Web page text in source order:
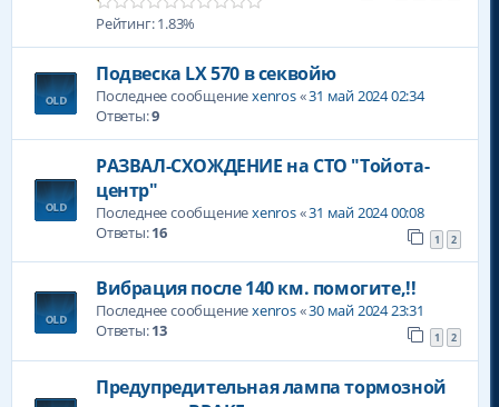
Рейтинг: 1.83%
Подвеска LX 570 в секвойю
Последнее сообщениеxenros«31 май 2024 02:34
Ответы:9
РАЗВАЛ-СХОЖДЕНИЕ на СТО "Тойота-
центр"
Последнее сообщениеxenros«31 май 2024 00:08
Ответы:16 1 2
Вибрация после 140 км. помогите,!!
Последнее сообщениеxenros«30 май 2024 23:31
Ответы:13 1 2
Предупредительная лампа тормозной